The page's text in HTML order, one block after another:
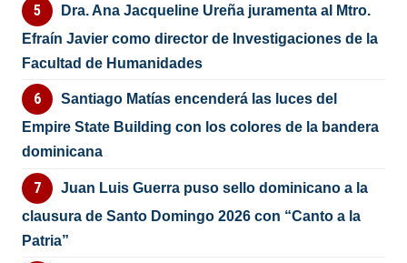
Dra. Ana Jacqueline Ureña juramenta al Mtro.
Efraín Javier como director de Investigaciones de la
Facultad de Humanidades
Santiago Matías encenderá las luces del
Empire State Building con los colores de la bandera
dominicana
Juan Luis Guerra puso sello dominicano a la
clausura de Santo Domingo 2026 con “Canto a la
Patria”